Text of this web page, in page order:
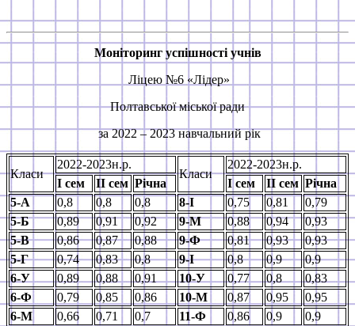
Моніторинг успішності учнів
Ліцею №6 «Лідер»
Полтавської міської ради
за 2022 – 2023 навчальний рік
Класи
2022-2023н.р.
Класи
2022-2023н.р.
І сем ІІ сем Річна І сем ІІ сем Річна
5-А
0,8 0,8 0,8 8-І 0,75 0,81
0,79
5-Б
0,89 0,91 0,92 9-М 0,88 0,94
0,93
5-В
0,86 0,87 0,88 9-Ф 0,81 0,93
0,93
5-Г
0,74 0,83 0,8 9-І 0,8 0,9
0,9
6-У
0,89 0,88 0,91 10-У 0,77 0,8
0,83
6-Ф 0,79 0,85 0,86 10-М 0,87 0,95
0,95
6-М
0,66 0,71 0,7 11-Ф 0,86 0,9 0,9